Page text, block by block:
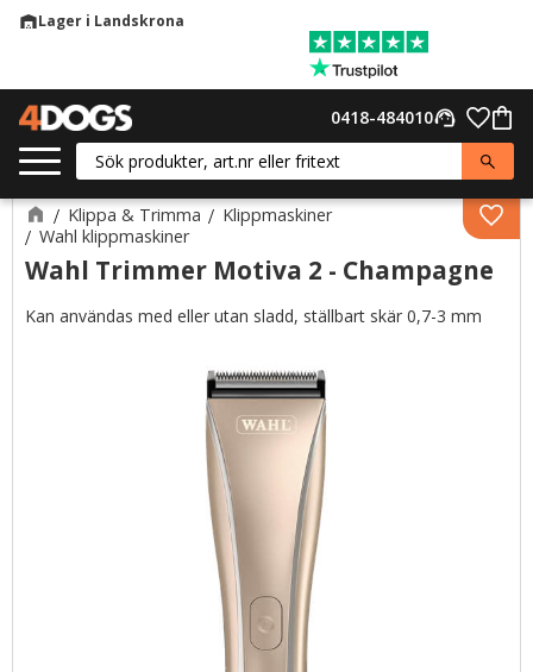
warehouseLager i Landskrona
support_agent
0418-484010
Klippa & Trimma
Klippmaskiner
Wahl klippmaskiner
Wahl Trimmer Motiva 2 - Champagne
Kan användas med eller utan sladd, ställbart skär 0,7-3 mm